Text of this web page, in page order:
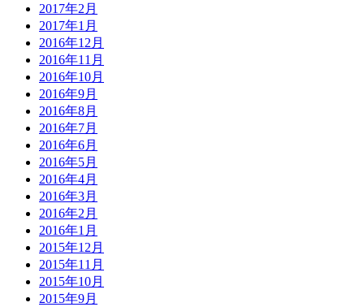
2017年2月
2017年1月
2016年12月
2016年11月
2016年10月
2016年9月
2016年8月
2016年7月
2016年6月
2016年5月
2016年4月
2016年3月
2016年2月
2016年1月
2015年12月
2015年11月
2015年10月
2015年9月